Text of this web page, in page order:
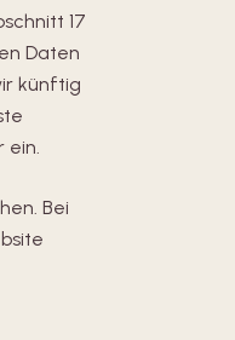
17
Daten
künftig
ein.
Bei